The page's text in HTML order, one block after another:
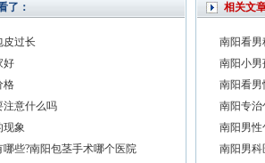
了：
皮过长
好
格
注意什么吗
现象
些?南阳包茎手术哪个医院
相关文
南阳看男
南阳小男
南阳看男
南阳专治
南阳男性
南阳男科